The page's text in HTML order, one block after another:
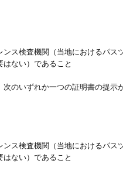
ス検査機関（当地におけるパ
ない）であること
のいずれか一つの証明書の提示
ス検査機関（当地におけるパ
ない）であること